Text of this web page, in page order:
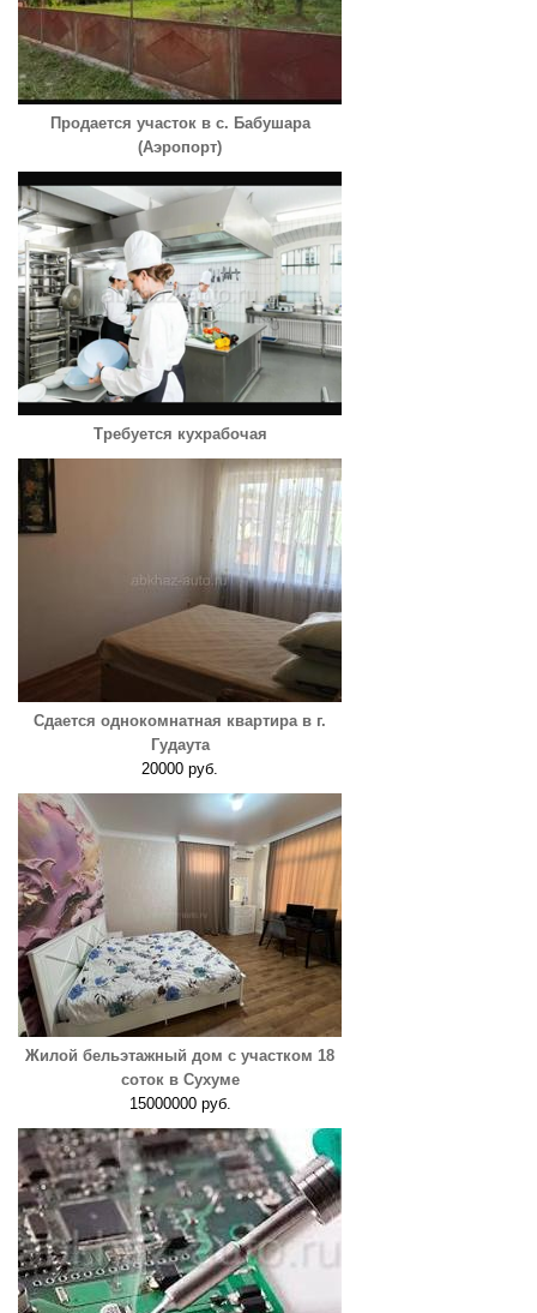
Продается участок в с. Бабушара
(Аэропорт)
Требуется кухрабочая
Сдается однокомнатная квартира в г.
Гудаута
20000 руб.
Жилой бельэтажный дом с участком 18
соток в Сухуме
15000000 руб.